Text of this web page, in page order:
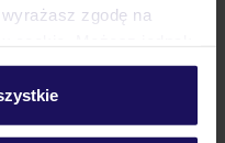
zgodę na
w zakładkę
cookie znajdziesz
w Polsce